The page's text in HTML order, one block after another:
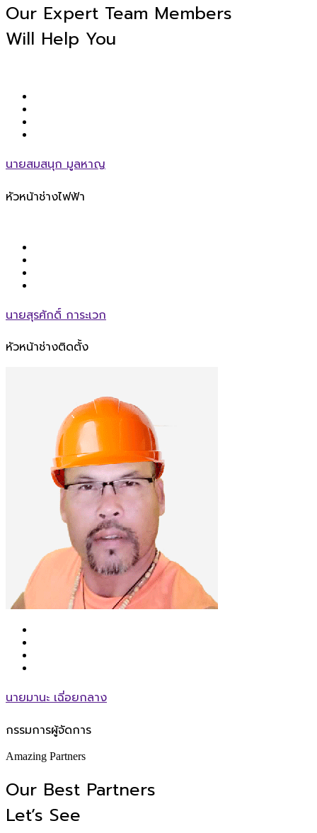
Our Expert Team Members
Will Help You
นายสมสนุก มูลหาญ
หัวหน้าช่างไฟฟ้า
นายสุรศักดิ์ การะเวก
หัวหน้าช่างติดตั้ง
นายมานะ เฉี่อยกลาง
กรรมการผู้จัดการ
Amazing Partners
Our Best Partners
Let’s See